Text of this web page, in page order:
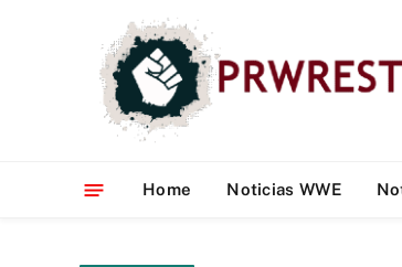
Home Noticias WWE